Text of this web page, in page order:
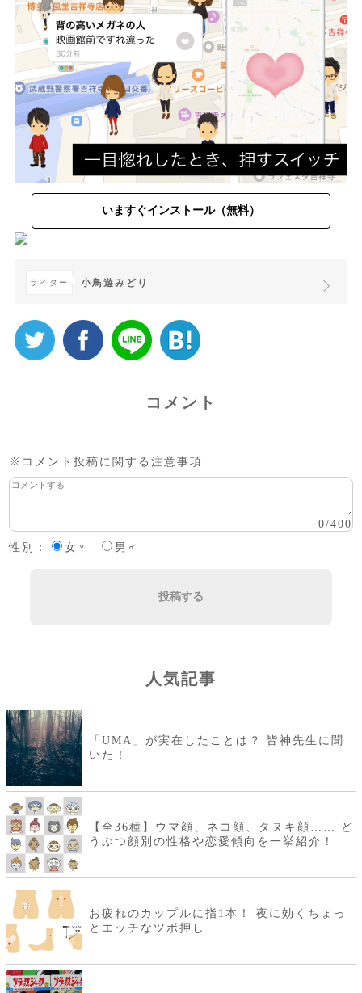
いますぐインストール（無料）
ライター 小鳥遊みどり
コメント
※コメント投稿に関する注意事項
0/400
性別：
女♀ 男♂
投稿する
人気記事
「UMA」が実在したことは？ 皆神先生に聞
いた！
【全36種】ウマ顔、ネコ顔、タヌキ顔…… ど
うぶつ顔別の性格や恋愛傾向を一挙紹介！
お疲れのカップルに指1本！ 夜に効くちょっ
とエッチなツボ押し